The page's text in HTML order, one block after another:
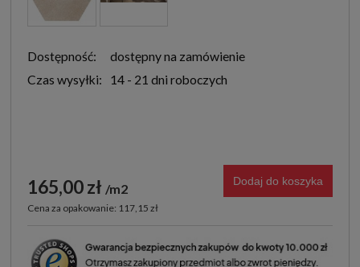
Dostępność:
dostępny na zamówienie
Czas wysyłki:
14 - 21 dni roboczych
165,00 zł m2
Cena za opakowanie: 117,15 zł
Dodaj do koszyka